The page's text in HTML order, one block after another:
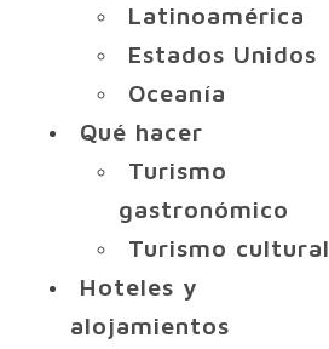
Latinoamérica
Estados Unidos
Oceanía
Qué hacer
Turismo
gastronómico
Turismo cultural
Hoteles y
alojamientos